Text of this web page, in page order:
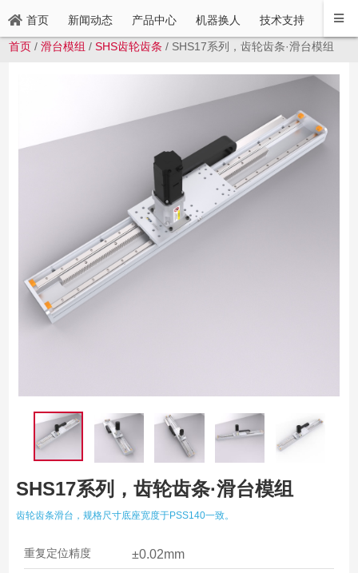
首页 新闻动态 产品中心 机器换人 技术支持 联系
首页 /滑台模组 /SHS齿轮齿条 / SHS17系列，齿轮齿条·滑台模组
SHS17系列，齿轮齿条·滑台模组
齿轮齿条滑台，规格尺寸底座宽度于PSS140一致。
重复定位精度 ±0.02mm